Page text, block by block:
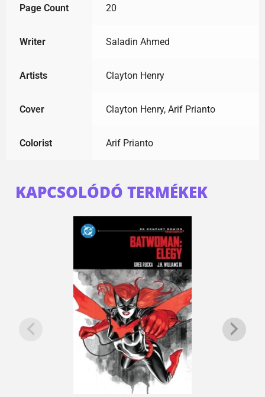
Page Count 20
Writer Saladin Ahmed
Artists Clayton Henry
Cover Clayton Henry, Arif Prianto
Colorist Arif Prianto
KAPCSOLÓDÓ TERMÉKEK